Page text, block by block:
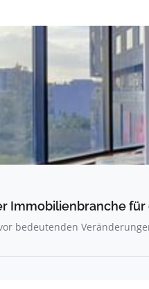
Immobilienbranche
bedeutenden